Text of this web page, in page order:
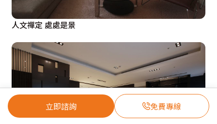
立即諮詢 免費專線
人文禪定 處處是景